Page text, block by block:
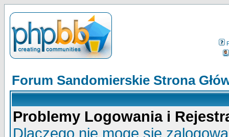
Forum Sandomierskie Strona
Problemy Logowania i
Dlaczego nie mogę się